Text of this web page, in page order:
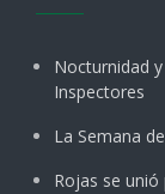
Nocturnidad
Inspectores
La Semana
Rojas se